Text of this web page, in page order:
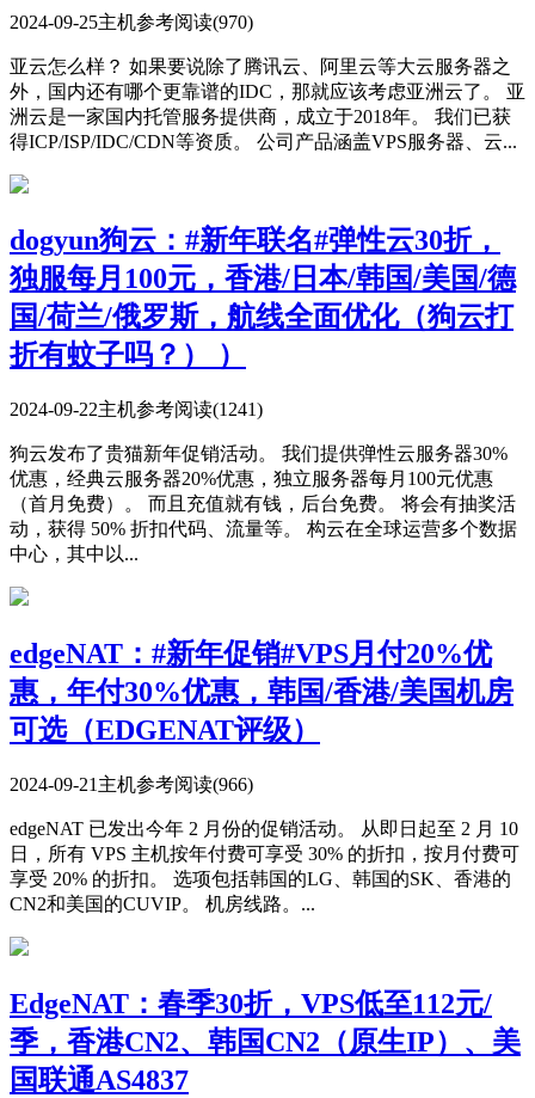
2024-09-25主机参考阅读(970)
亚云怎么样？ 如果要说除了腾讯云、阿里云等大云服务器之
外，国内还有哪个更靠谱的IDC，那就应该考虑亚洲云了。 亚
洲云是一家国内托管服务提供商，成立于2018年。 我们已获
得ICP/ISP/IDC/CDN等资质。 公司产品涵盖VPS服务器、云...
dogyun狗云：#新年联名#弹性云30折，
独服每月100元，香港/日本/韩国/美国/德
国/荷兰/俄罗斯，航线全面优化（狗云打
折有蚊子吗？） ）
2024-09-22主机参考阅读(1241)
狗云发布了贵猫新年促销活动。 我们提供弹性云服务器30%
优惠，经典云服务器20%优惠，独立服务器每月100元优惠
（首月免费）。 而且充值就有钱，后台免费。 将会有抽奖活
动，获得 50% 折扣代码、流量等。 构云在全球运营多个数据
中心，其中以...
edgeNAT：#新年促销#VPS月付20%优
惠，年付30%优惠，韩国/香港/美国机房
可选（EDGENAT评级）
2024-09-21 主机参考阅读(966)
edgeNAT 已发出今年 2 月份的促销活动。 从即日起至 2 月 10
日，所有 VPS 主机按年付费可享受 30% 的折扣，按月付费可
享受 20% 的折扣。 选项包括韩国的LG、韩国的SK、香港的
CN2和美国的CUVIP。 机房线路。...
EdgeNAT：春季30折，VPS低至112元/
季，香港CN2、韩国CN2（原生IP）、美
国联通AS4837